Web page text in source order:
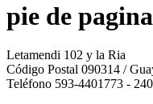
pie de pagina
Letamendi 102 y la Ria
Código Postal 090314 /
Teléfono 593-4401773 -